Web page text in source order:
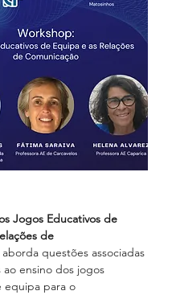
Jogos Educativos de
de
aborda questões associadas
ao ensino dos jogos
equipa para o